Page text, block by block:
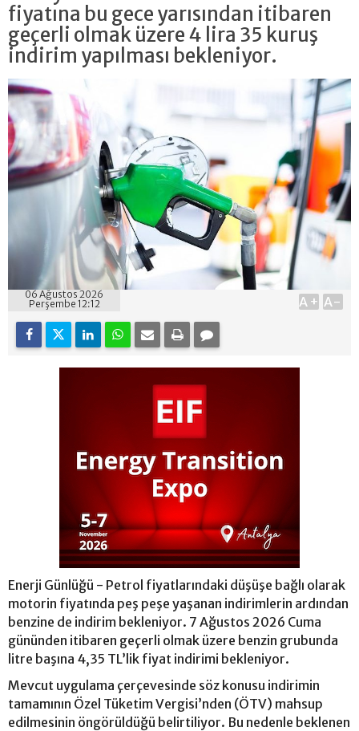
fiyatına bu gece yarısından itibaren
geçerli olmak üzere 4 lira 35 kuruş
indirim yapılması bekleniyor.
06 Ağustos 2026
Perşembe 12:12
A+ A-
Enerji Günlüğü - Petrol fiyatlarındaki düşüşe bağlı olarak
motorin fiyatında peş peşe yaşanan indirimlerin ardından
benzine de indirim bekleniyor. 7 Ağustos 2026 Cuma
gününden itibaren geçerli olmak üzere benzin grubunda
litre başına 4,35 TL’lik fiyat indirimi bekleniyor.
Mevcut uygulama çerçevesinde söz konusu indirimin
tamamının Özel Tüketim Vergisi’nden (ÖTV) mahsup
edilmesinin öngörüldüğü belirtiliyor. Bu nedenle beklenen